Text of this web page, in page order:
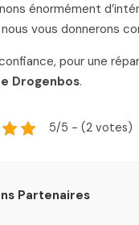
énormément
nous vous donnerons
pour une
Drogenbos.
5/5 - (2 votes)
Partenaires